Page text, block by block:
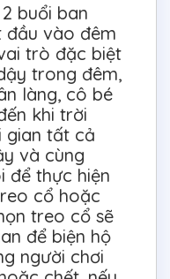
buổi ban
đầu vào đêm
trò đặc biệt
trong đêm,
làng, cô bé
khi trời
gian tất cả
và cùng
để thực hiện
cổ hoặc
treo cổ sẽ
để biện hộ
người chơi